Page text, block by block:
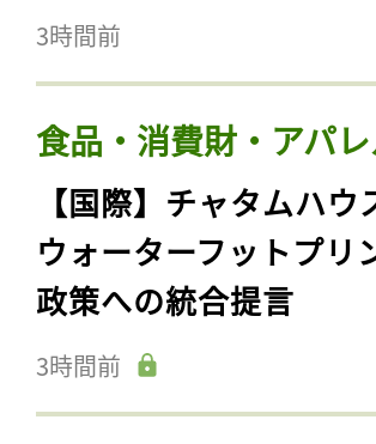
3時間前
食品・消費財・アパ
【国際】チャタムハ
ウォーターフットプリ
政策への統合提言
3時間前